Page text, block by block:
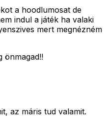
a hoodlumosat de
indul a játék ha valaki
mert megnézném
önmagad!!
az máris tud valamit.